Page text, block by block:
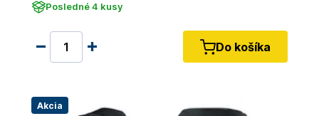
Posledné 4 kusy
Do košíka
Akcia